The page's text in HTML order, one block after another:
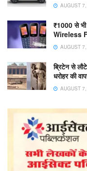
AUGUST
₹1000 से
Wireless
AUGUST
ब्रिटेन से
धरोहर की
AUGUST